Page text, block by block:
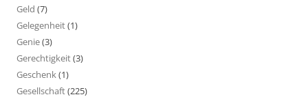
Geld (7)
Gelegenheit(1)
Genie(3)
Gerechtigkeit(3)
Geschenk(1)
Gesellschaft(225)